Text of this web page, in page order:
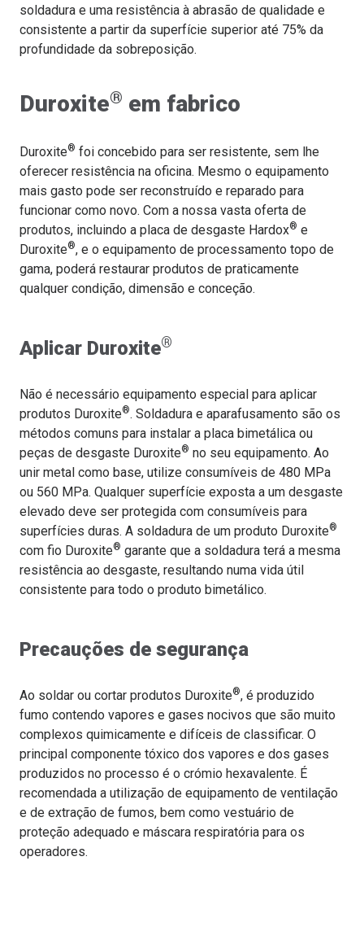
soldadura e uma resistência à abrasão de qualidade e
consistente a partir da superfície superior até 75% da
profundidade da sobreposição.
Duroxite® em fabrico
Duroxite® foi concebido para ser resistente, sem lhe
oferecer resistência na oficina. Mesmo o equipamento
mais gasto pode ser reconstruído e reparado para
funcionar como novo. Com a nossa vasta oferta de
produtos, incluindo a placa de desgaste Hardox® e
Duroxite®, e o equipamento de processamento topo de
gama, poderá restaurar produtos de praticamente
qualquer condição, dimensão e conceção.
Aplicar Duroxite®
Não é necessário equipamento especial para aplicar
produtos Duroxite®. Soldadura e aparafusamento são os
métodos comuns para instalar a placa bimetálica ou
peças de desgaste Duroxite® no seu equipamento. Ao
unir metal como base, utilize consumíveis de 480 MPa
ou 560 MPa. Qualquer superfície exposta a um desgaste
elevado deve ser protegida com consumíveis para
superfícies duras. A soldadura de um produto Duroxite®
com fio Duroxite® garante que a soldadura terá a mesma
resistência ao desgaste, resultando numa vida útil
consistente para todo o produto bimetálico.
Precauções de segurança
Ao soldar ou cortar produtos Duroxite®, é produzido
fumo contendo vapores e gases nocivos que são muito
complexos quimicamente e difíceis de classificar. O
principal componente tóxico dos vapores e dos gases
produzidos no processo é o crómio hexavalente. É
recomendada a utilização de equipamento de ventilação
e de extração de fumos, bem como vestuário de
proteção adequado e máscara respiratória para os
operadores.